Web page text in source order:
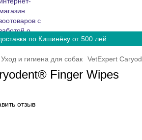
по Кишинёву от 500 лей
Уход и гигиена для собак VetExpert
Finger Wipes
отзыв